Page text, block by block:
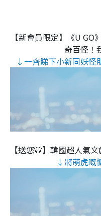
【新會員限定】《U
奇百怪！
↓一齊睇下小新同妖怪
【送您🐯】韓國超人氣
↓將萌虎嘅